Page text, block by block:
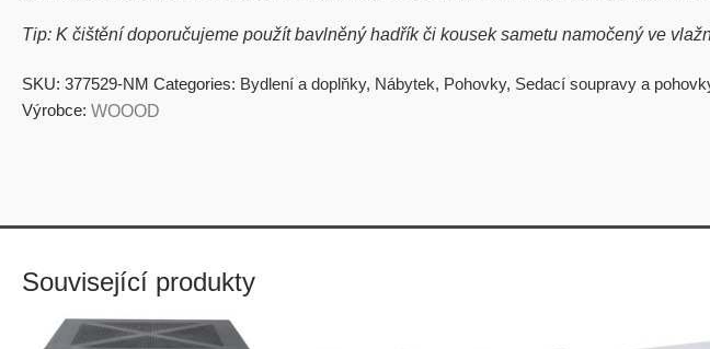
Tip: K čištění doporučujeme použít bavlněný hadřík či kousek sametu namočený ve
SKU: 377529-NM Categories: Bydlení a doplňky, Nábytek, Pohovky, Sedací soupravy a
Výrobce: WOOOD
Související produkty